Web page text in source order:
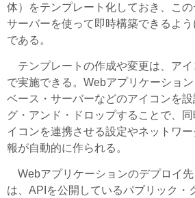
体）をテンプレート化しておき、こ
サーバーを使って即時構築できるよ
である。
テンプレートの作成や変更は、ア
で実施できる。Webアプリケーショ
ベース・サーバーなどのアイコンを
グ・アンド・ドロップすることで、
イコンを連携させる設定やネットワ
報が自動的に作られる。
Webアプリケーションのデプロイ
は、APIを公開しているパブリック・